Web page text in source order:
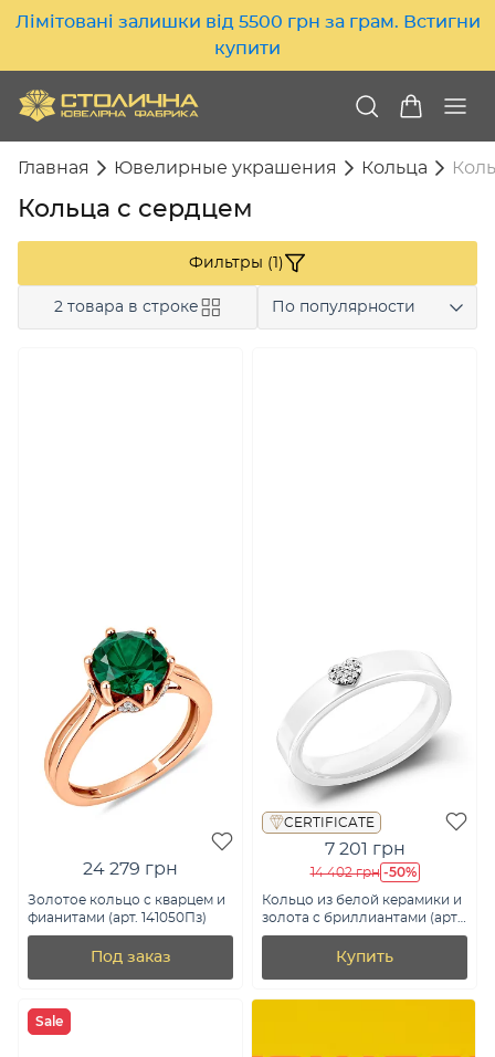
Лімітовані залишки від 5500 грн за грам. Встигни
купити
Главная Ювелирные украшения Кольца
Кольца с сердцем
Фильтры (1)
2 товара в строке По популярности
24 279 грн
Золотое кольцо с кварцем и
фианитами (арт. 141050Пз)
Под заказ
CERTIFICATE
7 201 грн
14 402 грн -50%
Кольцо из белой керамики и
золота с бриллиантами (арт.
К011793бб)
Купить
Sale